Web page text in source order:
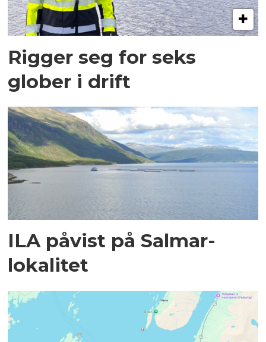
Rigger seg for seks
glober i drift
ILA påvist på Salmar-
lokalitet